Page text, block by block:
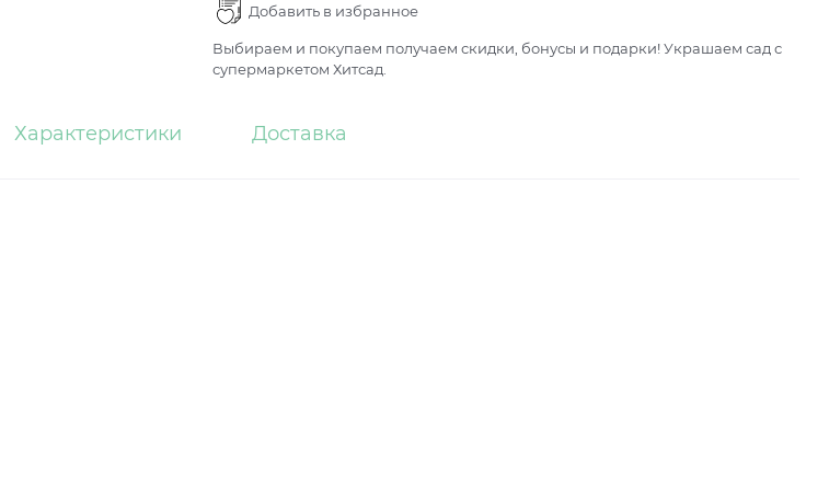
Добавить в избранное
Выбираем и покупаем получаем скидки, бонусы и подарки! Украшаем сад с
супермаркетом Хитсад.
Характеристики Доставка